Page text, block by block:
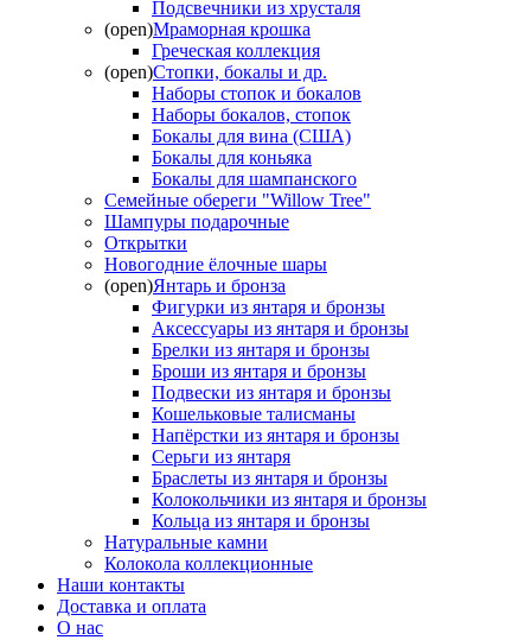
Подсвечники из хрусталя
(open)Мраморная крошка
Греческая коллекция
(open)Стопки, бокалы и др.
Наборы стопок и бокалов
Наборы бокалов, стопок
Бокалы для вина (США)
Бокалы для коньяка
Бокалы для шампанского
Семейные обереги "Willow Tree"
Шампуры подарочные
Открытки
Новогодние ёлочные шары
(open)Янтарь и бронза
Фигурки из янтаря и бронзы
Аксессуары из янтаря и бронзы
Брелки из янтаря и бронзы
Броши из янтаря и бронзы
Подвески из янтаря и бронзы
Кошельковые талисманы
Напёрстки из янтаря и бронзы
Серьги из янтаря
Браслеты из янтаря и бронзы
Колокольчики из янтаря и бронзы
Кольца из янтаря и бронзы
Натуральные камни
Колокола коллекционные
Наши контакты
Доставка и оплата
О нас